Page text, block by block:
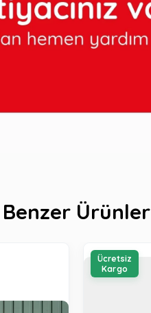
Benzer Ürünler
Ücretsiz
Kargo